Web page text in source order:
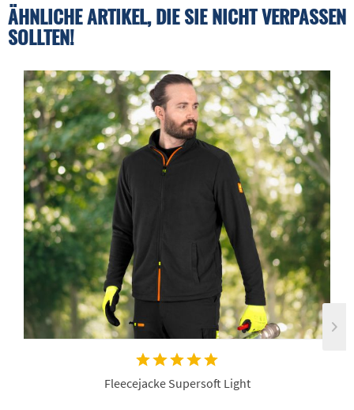
ÄHNLICHE ARTIKEL, DIE SIE NICHT VERPASSEN
SOLLTEN!
Fleecejacke Supersoft Light